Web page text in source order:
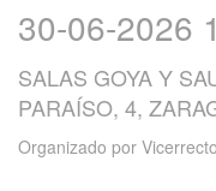
30-06-2026
SALAS GOYA Y
PARAÍSO, 4,
Organizado por